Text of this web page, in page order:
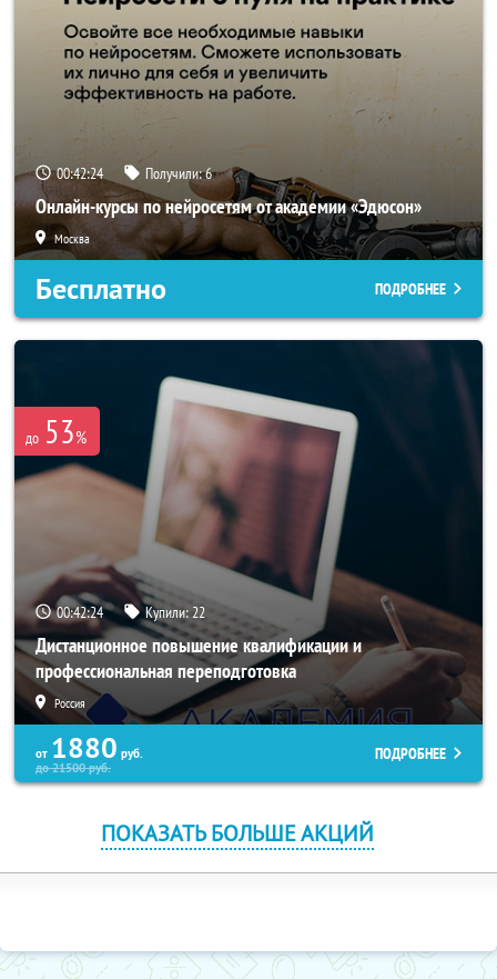
00:42:24 Получили:6
Онлайн-курсы по нейросетям от академии «Эдюсон»
Москва
Бесплатно ПОДРОБНЕЕ
до 53%
00:42:24 Купили:22
Дистанционное повышение квалификации и
профессиональная переподготовка
Россия
от 1880 руб.
до21500руб.
ПОДРОБНЕЕ
ПОКАЗАТЬ БОЛЬШЕ АКЦИЙ